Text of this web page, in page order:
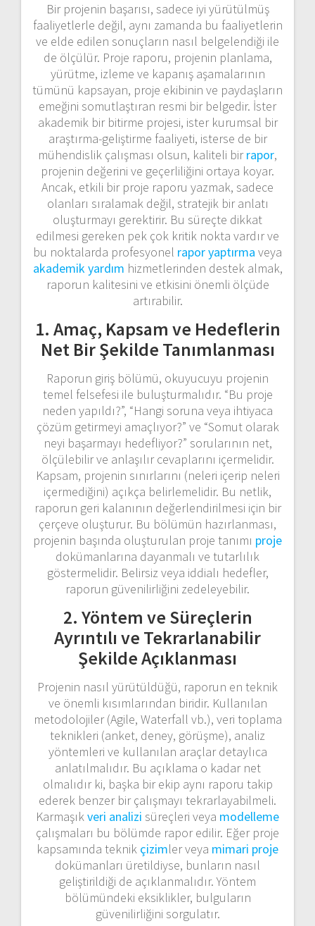
Bir projenin başarısı, sadece iyi yürütülmüş
faaliyetlerle değil, aynı zamanda bu faaliyetlerin
ve elde edilen sonuçların nasıl belgelendiği ile
de ölçülür. Proje raporu, projenin planlama,
yürütme, izleme ve kapanış aşamalarının
tümünü kapsayan, proje ekibinin ve paydaşların
emeğini somutlaştıran resmi bir belgedir. İster
akademik bir bitirme projesi, ister kurumsal bir
araştırma-geliştirme faaliyeti, isterse de bir
mühendislik çalışması olsun, kaliteli birrapor,
projenin değerini ve geçerliliğini ortaya koyar.
Ancak, etkili bir proje raporu yazmak, sadece
olanları sıralamak değil, stratejik bir anlatı
oluşturmayı gerektirir. Bu süreçte dikkat
edilmesi gereken pek çok kritik nokta vardır ve
bu noktalarda profesyonel rapor yaptırma veya
akademik yardım hizmetlerinden destek almak,
raporun kalitesini ve etkisini önemli ölçüde
artırabilir.
1. Amaç, Kapsam ve Hedeflerin
Net Bir Şekilde Tanımlanması
Raporun giriş bölümü, okuyucuyu projenin
temel felsefesi ile buluşturmalıdır. “Bu proje
neden yapıldı?”, “Hangi soruna veya ihtiyaca
çözüm getirmeyi amaçlıyor?” ve “Somut olarak
neyi başarmayı hedefliyor?” sorularının net,
ölçülebilir ve anlaşılır cevaplarını içermelidir.
Kapsam, projenin sınırlarını (neleri içerip neleri
içermediğini) açıkça belirlemelidir. Bu netlik,
raporun geri kalanının değerlendirilmesi için bir
çerçeve oluşturur. Bu bölümün hazırlanması,
projenin başında oluşturulan proje tanımı proje
dokümanlarına dayanmalı ve tutarlılık
göstermelidir. Belirsiz veya iddialı hedefler,
raporun güvenilirliğini zedeleyebilir.
2. Yöntem ve Süreçlerin
Ayrıntılı ve Tekrarlanabilir
Şekilde Açıklanması
Projenin nasıl yürütüldüğü, raporun en teknik
ve önemli kısımlarından biridir. Kullanılan
metodolojiler (Agile, Waterfall vb.), veri toplama
teknikleri (anket, deney, görüşme), analiz
yöntemleri ve kullanılan araçlar detaylıca
anlatılmalıdır. Bu açıklama o kadar net
olmalıdır ki, başka bir ekip aynı raporu takip
ederek benzer bir çalışmayı tekrarlayabilmeli.
Karmaşıkveri analizi süreçleri veya modelleme
çalışmaları bu bölümde rapor edilir. Eğer proje
kapsamında teknik çizimler veya mimari proje
dokümanları üretildiyse, bunların nasıl
geliştirildiği de açıklanmalıdır. Yöntem
bölümündeki eksiklikler, bulguların
güvenilirliğini sorgulatır.